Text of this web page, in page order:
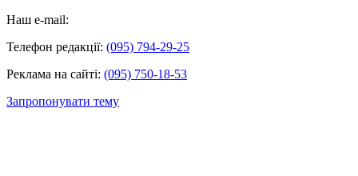
Наш e-mail:
Телефон редакції: (095) 794-29-25
Реклама на сайті: (095) 750-18-53
Запропонувати тему